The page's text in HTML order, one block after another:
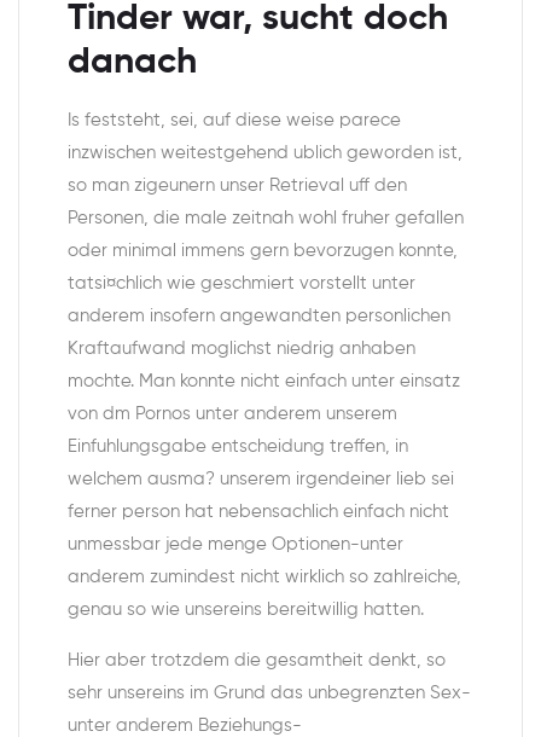
Tinder war, sucht doch
danach
Is feststeht, sei, auf diese weise parece
inzwischen weitestgehend ublich geworden ist,
so man zigeunern unser Retrieval uff den
Personen, die male zeitnah wohl fruher gefallen
oder minimal immens gern bevorzugen konnte,
tatsi¤chlich wie geschmiert vorstellt unter
anderem insofern angewandten personlichen
Kraftaufwand moglichst niedrig anhaben
mochte. Man konnte nicht einfach unter einsatz
von dm Pornos unter anderem unserem
Einfuhlungsgabe entscheidung treffen, in
welchem ausma? unserem irgendeiner lieb sei
ferner person hat nebensachlich einfach nicht
unmessbar jede menge Optionen-unter
anderem zumindest nicht wirklich so zahlreiche,
genau so wie unsereins bereitwillig hatten.
Hier aber trotzdem die gesamtheit denkt, so
sehr unsereins im Grund das unbegrenzten Sex-
unter anderem Beziehungs-